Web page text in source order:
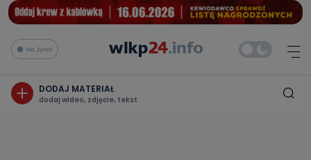
Na żywo
DODAJ MATERIAŁ
dodaj wideo, zdjęcie, tekst